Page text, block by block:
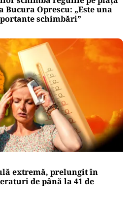
Bucura Oprescu: „Este una
schimbări”
extremă, prelungit în
de până la 41 de